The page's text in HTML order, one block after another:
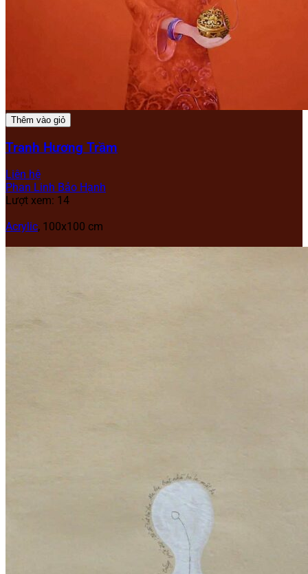
Thêm vào giỏ
Tranh Hương Trầm
Liên hệ
Phan Linh Bảo Hạnh
Lượt xem: 14
Acrylic, 100x100 cm